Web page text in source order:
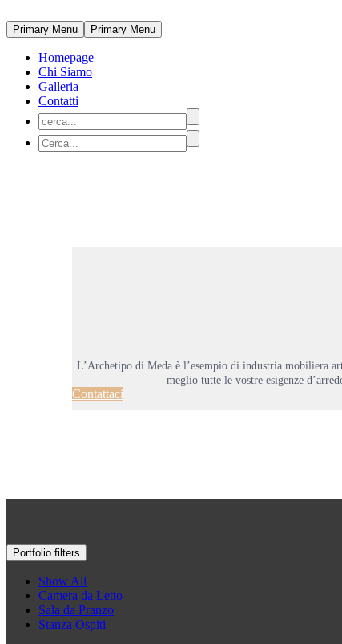
Primary Menu Primary Menu
Homepage
Chi Siamo
Galleria
Contatti
L’Archetipo di Meda è l’esempio di industria mobiliera
meglio tutte le vostre esigenze
Contattaci
Portfolio filters
Show All
Camera da Letto
Sala da Pranzo
Stanza Ospiti